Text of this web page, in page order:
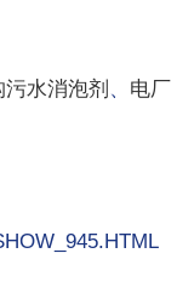
污水消泡剂 、 电厂